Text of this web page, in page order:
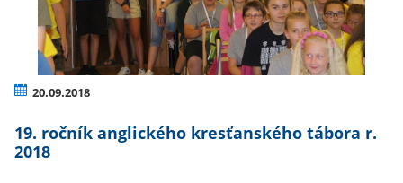
20.09.2018
19. ročník anglického kresťanského tábora r.
2018